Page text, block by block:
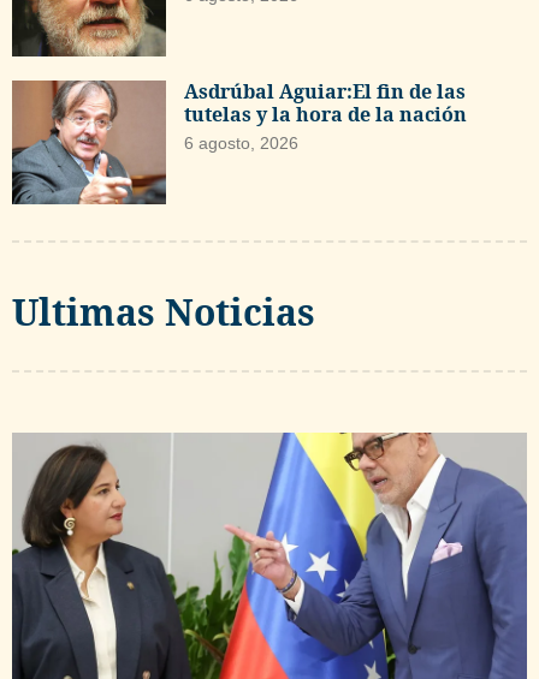
Asdrúbal Aguiar:El fin de las
tutelas y la hora de la nación
6 agosto, 2026
Ultimas Noticias